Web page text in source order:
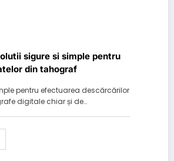
sigure si simple pentru
din tahograf
pentru efectuarea descărcărilor
digitale chiar și de…